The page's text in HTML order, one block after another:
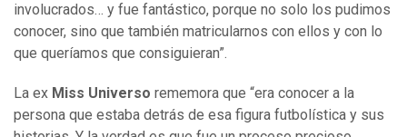
involucrados… y fue fantástico, porque no solo los pudimos
conocer, sino que también matricularnos con ellos y con lo
que queríamos que consiguieran”.
La ex Miss Universo rememora que “era conocer a la
persona que estaba detrás de esa figura futbolística y sus